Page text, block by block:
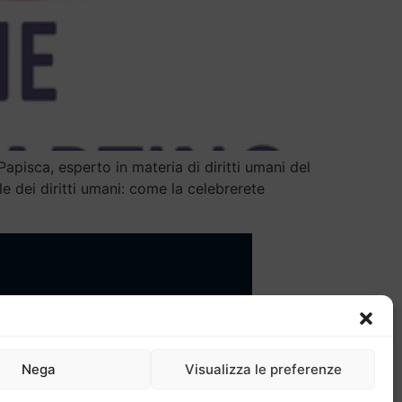
Nega Visualizza le preferenze
esperto in materia di diritti umani del
dei diritti umani: come la celebrerete
Progetti